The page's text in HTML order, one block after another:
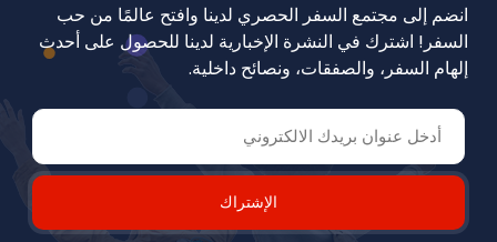
انضم إلى مجتمع السفر الحصري لدينا وافتح عالمًا من حب
السفر! اشترك في النشرة الإخبارية لدينا للحصول على أحدث
إلهام السفر، والصفقات، ونصائح داخلية.
الإشتراك